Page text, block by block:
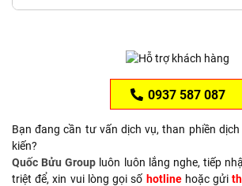
0937 587 087
Bạn đang cần tư vấn dịch vụ, than phiền
kiến?
Quốc Bửu Group luôn luôn lắng nghe, tiếp
triệt để, xin vui lòng gọi số hotlinehoặc gửi